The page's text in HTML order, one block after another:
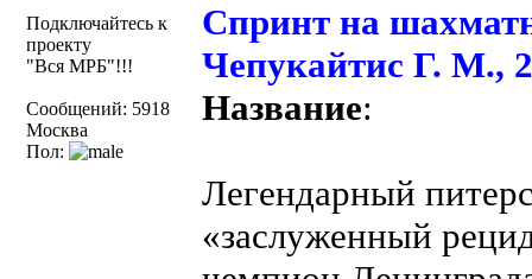
Подключайтесь к
проекту
"Вся МРБ"!!!
Сообщений: 5918
Москва
Пол:
Спринт на
Чепукайтис Г. М.,
Название:
Легендарный
«заслуженный